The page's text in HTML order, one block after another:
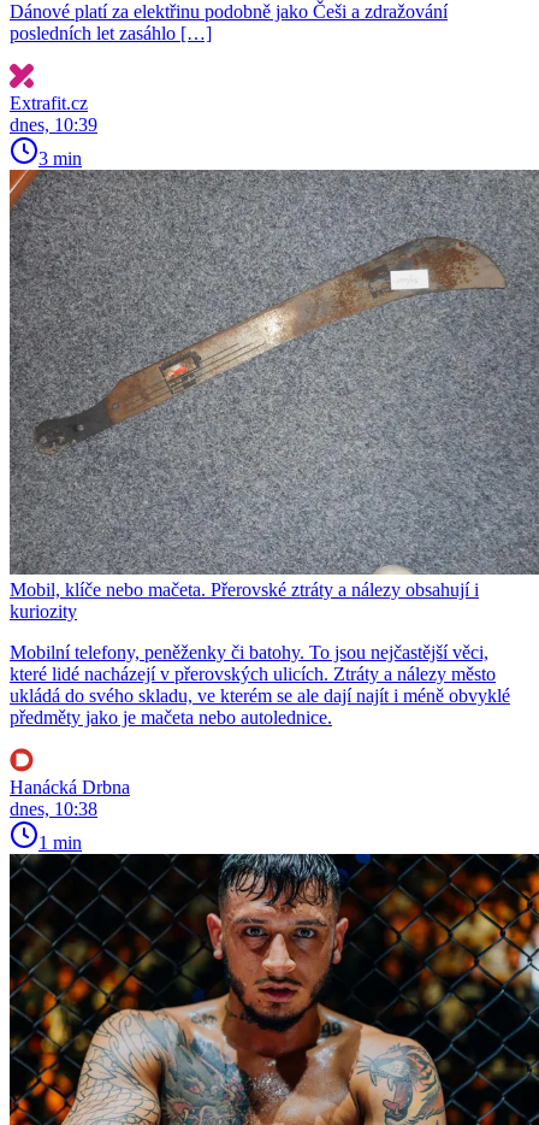
Dánové platí za elektřinu podobně jako Češi a zdražování
posledních let zasáhlo […]
Extrafit.cz
dnes, 10:39
3 min
Mobil, klíče nebo mačeta. Přerovské ztráty a nálezy obsahují i
kuriozity
Mobilní telefony, peněženky či batohy. To jsou nejčastější věci,
které lidé nacházejí v přerovských ulicích. Ztráty a nálezy město
ukládá do svého skladu, ve kterém se ale dají najít i méně obvyklé
předměty jako je mačeta nebo autolednice.
Hanácká Drbna
dnes, 10:38
1 min